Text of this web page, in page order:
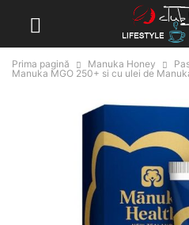
Prima pagină Manuka Honey
Manuka MGO 250+ si cu ulei de